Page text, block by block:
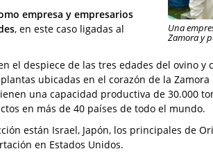
Una
Zamora y
empresa y empresarios
, en este caso ligadas al
el despiece de las tres edades del ovino y
ubicadas en el corazón de la
una capacidad productiva de 30.000
en más de 40 países de todo el mundo.
están Israel, Japón, los principales de
en Estados Unidos.